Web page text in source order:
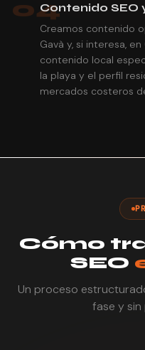
04Contenido
Creamos contenido
Gavà y, si interesa,
contenido local
la playa y el perfil
mercados costeros
Cómo
SEO
Un proceso
fase y sin